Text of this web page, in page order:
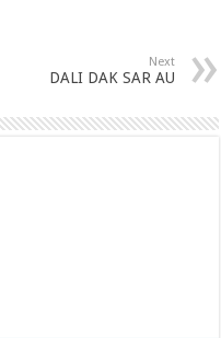
Next
DALI DAK SAR AU